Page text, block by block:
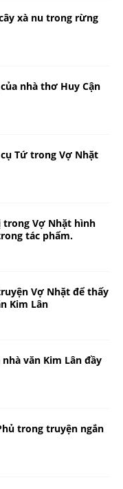
xà nu trong rừng
nhà thơ Huy Cận
Tứ trong Vợ Nhặt
trong Vợ Nhặt hình
tác phẩm.
Vợ Nhặt để thấy
Kim Lân
văn Kim Lân đầy
trong truyện ngắn